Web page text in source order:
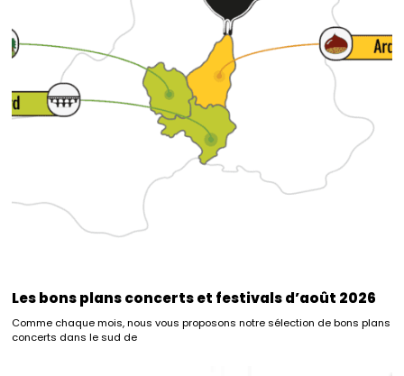
Les bons plans concerts et festivals d’août 2026
Comme chaque mois, nous vous proposons notre sélection de bons plans
concerts dans le sud de